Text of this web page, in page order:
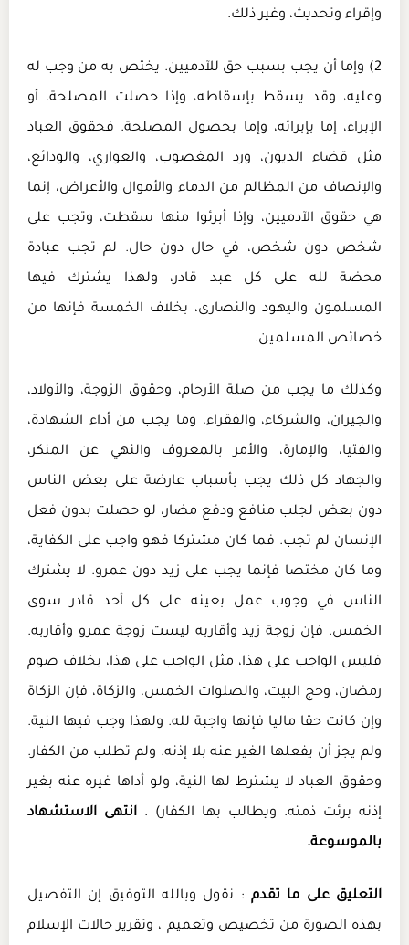
وإقراء وتحديث، وغير ذلك.
2) وإما أن يجب بسبب حق للآدميين. يختص به من وجب له
وعليه، وقد يسقط بإسقاطه، وإذا حصلت المصلحة، أو
الإبراء، إما بإبرائه، وإما بحصول المصلحة. فحقوق العباد
مثل قضاء الديون، ورد المغصوب، والعواري، والودائع،
والإنصاف من المظالم من الدماء والأموال والأعراض، إنما
هي حقوق الآدميين، وإذا أبرئوا منها سقطت، وتجب على
شخص دون شخص، في حال دون حال. لم تجب عبادة
محضة لله على كل عبد قادر، ولهذا يشترك فيها
المسلمون واليهود والنصارى، بخلاف الخمسة فإنها من
خصائص المسلمين.
وكذلك ما يجب من صلة الأرحام، وحقوق الزوجة، والأولاد،
والجيران، والشركاء، والفقراء، وما يجب من أداء الشهادة،
والفتيا، والإمارة، والأمر بالمعروف والنهي عن المنكر،
والجهاد كل ذلك يجب بأسباب عارضة على بعض الناس
دون بعض لجلب منافع ودفع مضار، لو حصلت بدون فعل
الإنسان لم تجب. فما كان مشتركا فهو واجب على الكفاية،
وما كان مختصا فإنما يجب على زيد دون عمرو. لا يشترك
الناس في وجوب عمل بعينه على كل أحد قادر سوى
الخمس. فإن زوجة زيد وأقاربه ليست زوجة عمرو وأقاربه.
فليس الواجب على هذا، مثل الواجب على هذا، بخلاف صوم
رمضان، وحج البيت، والصلوات الخمس، والزكاة، فإن الزكاة
وإن كانت حقا ماليا فإنها واجبة لله. ولهذا وجب فيها النية.
ولم يجز أن يفعلها الغير عنه بلا إذنه. ولم تطلب من الكفار.
وحقوق العباد لا يشترط لها النية، ولو أداها غيره عنه بغير
إذنه برئت ذمته. ويطالب بها الكفار) . انتهى الاستشهاد
بالموسوعة.
التعليق على ما تقدم : نقول وبالله التوفيق إن التفصيل
بهذه الصورة من تخصيص وتعميم ، وتقرير حالات الإسلام